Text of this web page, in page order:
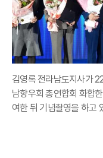
김영록 전라남도지사가
남향우회 총연합회 화합
여한 뒤 기념촬영을 하고